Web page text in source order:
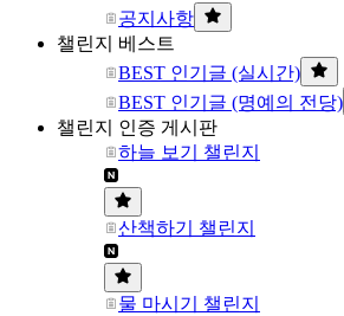
공지사항
챌린지 베스트
BEST 인기글 (실시간)
BEST 인기글 (명예의 전당)
챌린지 인증 게시판
하늘 보기 챌린지
산책하기 챌린지
물 마시기 챌린지